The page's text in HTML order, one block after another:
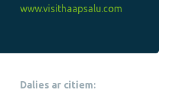
www.visithaapsalu.com
Dalies ar citiem: